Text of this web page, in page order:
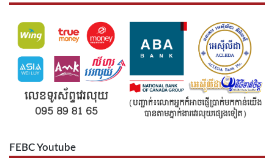
FEBC Youtube